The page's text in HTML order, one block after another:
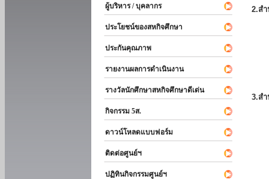
ผู้บริหาร / บุคลากร
ประโยชน์ของสหกิจศึกษา
ประกันคุณภาพ
รายงานผลการดำเนินงาน
รางวัลนักศึกษาสหกิจศึกษาดีเด่น
กิจกรรม 5ส.
ดาวน์โหลดแบบฟอร์ม
ติดต่อศูนย์ฯ
ปฏิทินกิจกรรมศูนย์ฯ
2.ส
3.ส